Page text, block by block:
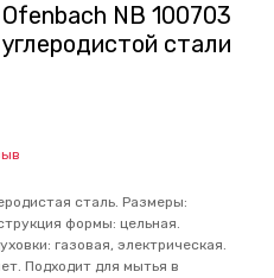
NB 100703
стали
сталь. Размеры:
формы: цельная.
газовая, электрическая.
Подходит для мытья в